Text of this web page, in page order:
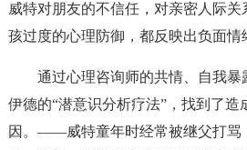
威特对朋友的不信任，对亲密人际
孩过度的心理防御，都反映出负面情
通过心理咨询师的共情、自我暴
伊德的“潜意识分析疗法”，找到了
因。——威特童年时经常被继父打骂